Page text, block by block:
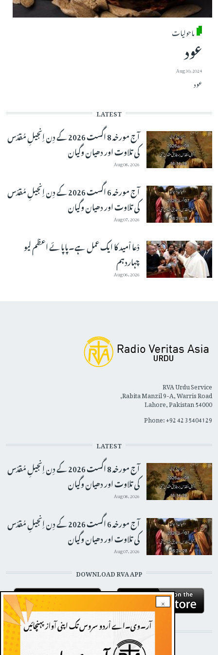
ماحولیات
عود
Aug 30, 2024
عود
LATEST
آج مورخہ 8 اگست 2026 کے دِن اِنجیلِ مُقدّس
کی تلاوت اور دھیان وگیان
Aug 08, 2026
آج مورخہ 6 اگست 2026 کے دِن اِنجیلِ مُقدّس
کی تلاوت اور دھیان وگیان
Aug 07, 2026
دْعا اْمید کا ایک عمل ہے۔پاپائے اعظم لیو
چہاردہم
Aug 06, 2026
×
RVA Urdu Service
Rabita Manzil 9-A, Warris Road,
Lahore, Pakistan 54000
Phone: +92 42 35404129
LATEST
آج مورخہ 8 اگست 2026 کے دِن اِنجیلِ مُقدّس
کی تلاوت اور دھیان وگیان
Aug 08, 2026
آج مورخہ 6 اگست 2026 کے دِن اِنجیلِ مُقدّس
کی تلاوت اور دھیان وگیان
Aug 07, 2026
DOWNLOAD RVA APP
STAY CONNECTED WITH US!